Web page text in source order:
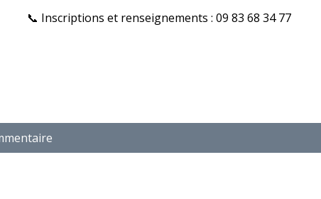
📞 Inscriptions et renseignements : 09 83 68 34 77